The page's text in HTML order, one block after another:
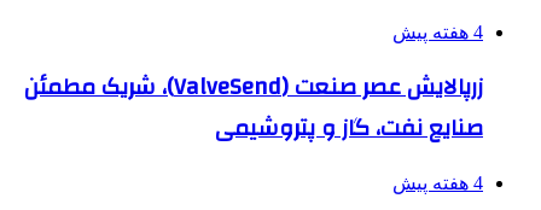
4 هفته پیش
زرپالایش عصر صنعت (ValveSend)، شریک مطمئن
صنایع نفت، گاز و پتروشیمی
4 هفته پیش